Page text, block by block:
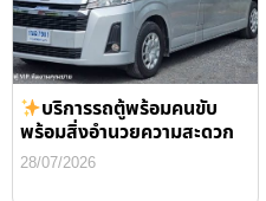
บริการรถตู้พร้อมคนขับ
พร้อมสิ่งอำนวยความสะดวก
28/07/2026